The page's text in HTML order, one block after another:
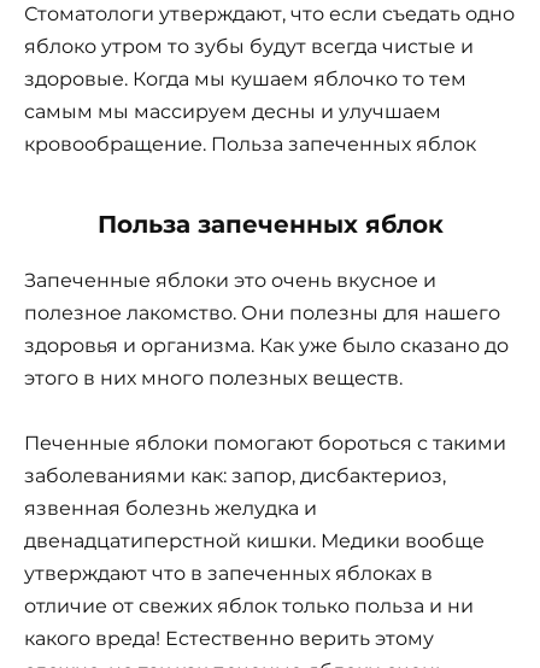
Стоматологи утверждают, что если съедать одно
яблоко утром то зубы будут всегда чистые и
здоровые. Когда мы кушаем яблочко то тем
самым мы массируем десны и улучшаем
кровообращение. Польза запеченных яблок
Польза запеченных яблок
Запеченные яблоки это очень вкусное и
полезное лакомство. Они полезны для нашего
здоровья и организма. Как уже было сказано до
этого в них много полезных веществ.
Печенные яблоки помогают бороться с такими
заболеваниями как: запор, дисбактериоз,
язвенная болезнь желудка и
двенадцатиперстной кишки. Медики вообще
утверждают что в запеченных яблоках в
отличие от свежих яблок только польза и ни
какого вреда! Естественно верить этому